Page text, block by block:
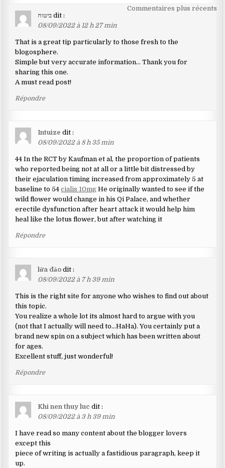
Navigation
dans
les
commentaires
Commentaires plus récents
ביטוח dit :
08/09/2022 à 12 h 27 min
That is a great tip particularly to those fresh to the
blogosphere.
Simple but very accurate information… Thank you for
sharing this one.
A must read post!
Répondre
Intuize dit :
08/09/2022 à 8 h 35 min
44 In the RCT by Kaufman et al, the proportion of patients
who reported being not at all or a little bit distressed by
their ejaculation timing increased from approximately 5 at
baseline to 54cialis 10mg He originally wanted to see if the
wild flower would change in his Qi Palace, and whether
erectile dysfunction after heart attack it would help him
heal like the lotus flower, but after watching it
Répondre
lừa đảo dit :
08/09/2022 à 7 h 39 min
This is the right site for anyone who wishes to find out about
this topic.
You realize a whole lot its almost hard to argue with you
(not that I actually will need to…HaHa). You certainly put a
brand new spin on a subject which has been written about
for ages.
Excellent stuff, just wonderful!
Répondre
Khi nen thuy luc dit :
08/09/2022 à 3 h 39 min
I have read so many content about the blogger lovers
except this
piece of writing is actually a fastidious paragraph, keep it
up.